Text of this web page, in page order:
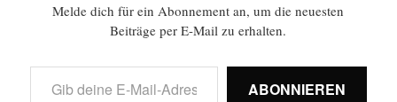
Melde dich für ein Abonnement an, um die neuesten
Beiträge per E-Mail zu erhalten.
ABONNIEREN